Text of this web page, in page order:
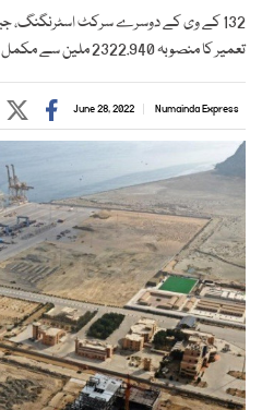
132 کے وی کے دوسرے سرکٹ اسٹرنگنگ،
تعمیر کا منصوبہ 2322.940 ملین سے مکمل ہو گا
Numainda Express
June 28, 2022